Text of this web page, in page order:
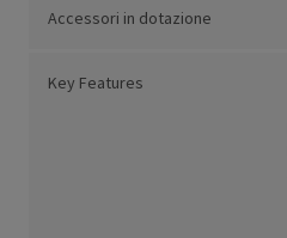
Accessori in dotazione
Key Features